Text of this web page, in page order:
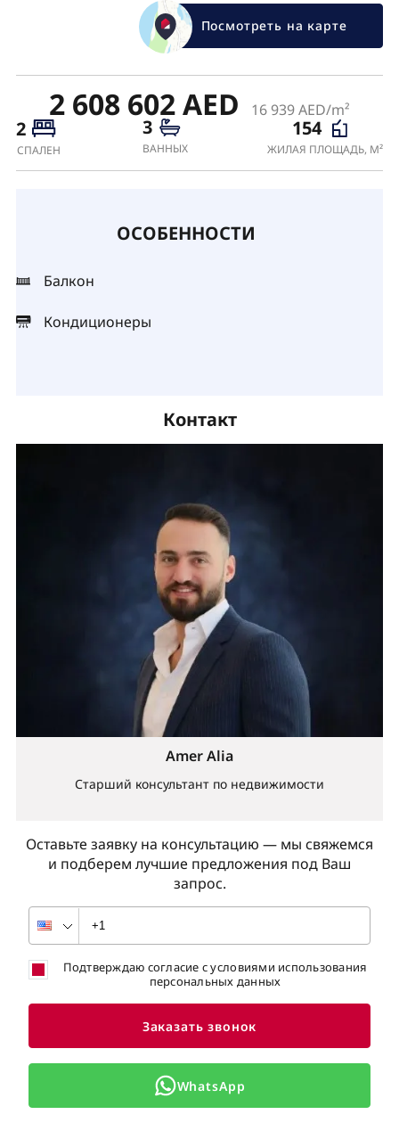
Посмотреть на карте
2 608 602 AED 16 939 AED/m²
2
СПАЛЕН
3
ВАННЫХ
154
ЖИЛАЯ ПЛОЩАДЬ, М²
ОСОБЕННОСТИ
Балкон
Кондиционеры
Контакт
Оставьте заявку на консультацию — мы свяжемся
и подберем лучшие предложения под Ваш
запрос.
Amer Alia
Старший консультант по недвижимости
Подтверждаю согласие с условиями использования
персональных данных
Заказать звонок
WhatsApp